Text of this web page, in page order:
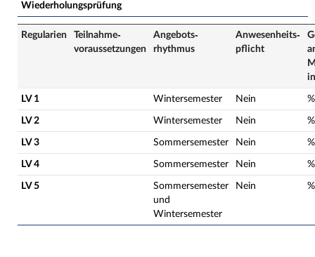
Wiederholungsprüfung
Regularien
Teilnahme­
voraussetzungen
Angebots­
rhythmus
Anwesenheits­
pflicht
LV 1 Wintersemester Nein %
LV 2 Wintersemester Nein %
LV 3 Sommersemester Nein %
LV 4 Sommersemester Nein %
LV 5
Sommersemester
und
Wintersemester
Nein %